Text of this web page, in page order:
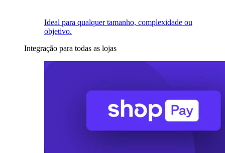
Ideal para qualquer tamanho, complexidade ou
objetivo.
Integração para todas as lojas